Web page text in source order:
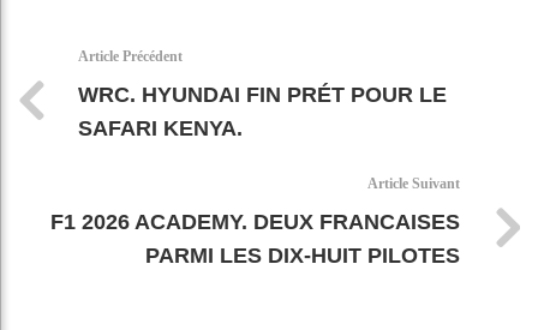
Article Précédent
WRC. HYUNDAI FIN PRÉT POUR LE
SAFARI KENYA.
Article Suivant
F1 2026 ACADEMY. DEUX FRANCAISES
PARMI LES DIX-HUIT PILOTES